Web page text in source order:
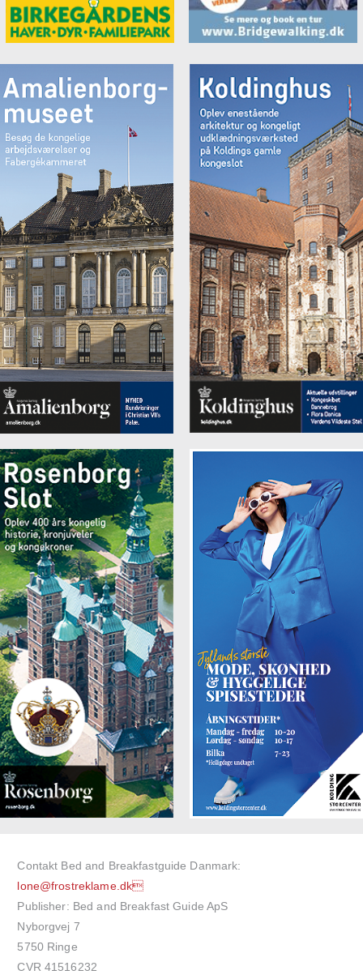
Contakt Bed and Breakfastguide Danmark:
lone@frostreklame.dk
Publisher: Bed and Breakfast Guide ApS
Nyborgvej 7
5750 Ringe
CVR 41516232